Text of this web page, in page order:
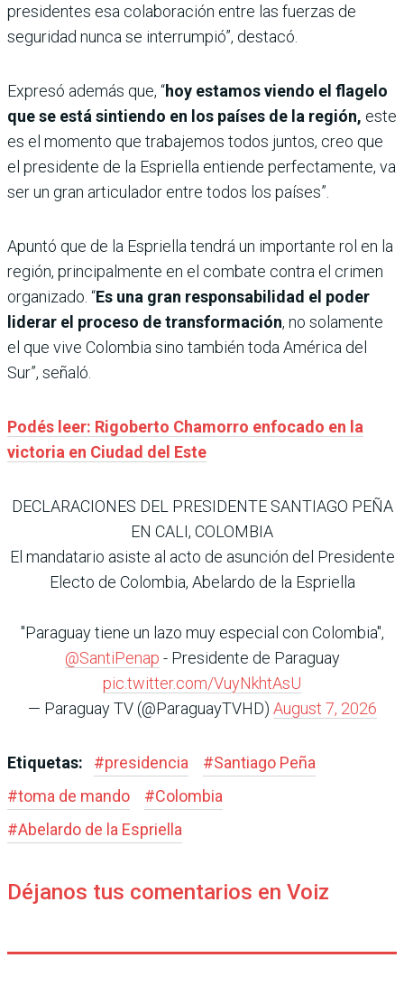
presidentes esa colaboración entre las fuerzas de
seguridad nunca se interrumpió”, destacó.
Expresó además que, “hoy estamos viendo el flagelo
que se está sintiendo en los países de la región, este
es el momento que trabajemos todos juntos, creo que
el presidente de la Espriella entiende perfectamente, va
ser un gran articulador entre todos los países”.
Apuntó que de la Espriella tendrá un importante rol en la
región, principalmente en el combate contra el crimen
organizado. “Es una gran responsabilidad el poder
liderar el proceso de transformación, no solamente
el que vive Colombia sino también toda América del
Sur”, señaló.
Podés leer: Rigoberto Chamorro enfocado en la
victoria en Ciudad del Este
DECLARACIONES DEL PRESIDENTE SANTIAGO PEÑA
EN CALI, COLOMBIA
El mandatario asiste al acto de asunción del Presidente
Electo de Colombia, Abelardo de la Espriella
"Paraguay tiene un lazo muy especial con Colombia",
@SantiPenap - Presidente de Paraguay
pic.twitter.com/VuyNkhtAsU
— Paraguay TV (@ParaguayTVHD) August 7, 2026
Etiquetas: #presidencia #Santiago Peña
#toma de mando #Colombia
#Abelardo de la Espriella
Déjanos tus comentarios en Voiz